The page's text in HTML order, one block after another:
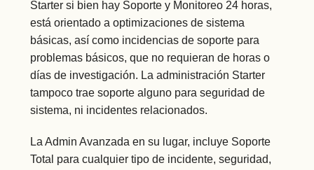
Starter si bien hay Soporte y Monitoreo 24 horas,
está orientado a optimizaciones de sistema
básicas, así como incidencias de soporte para
problemas básicos, que no requieran de horas o
días de investigación. La administración Starter
tampoco trae soporte alguno para seguridad de
sistema, ni incidentes relacionados.
La Admin Avanzada en su lugar, incluye Soporte
Total para cualquier tipo de incidente, seguridad,